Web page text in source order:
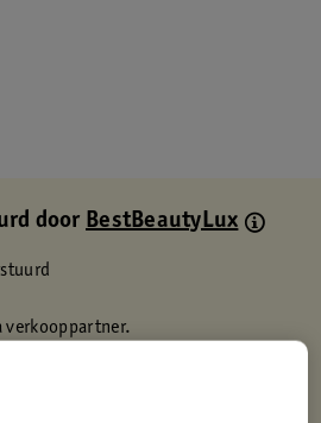
doorBestBeautyLux
verkooppartner.